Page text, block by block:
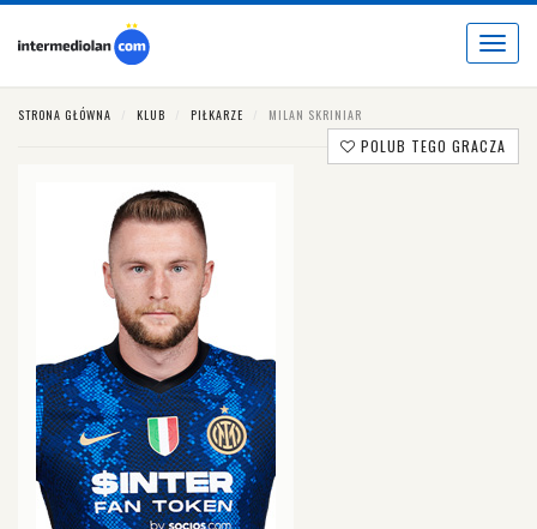
Toggle
STRONA GŁÓWNA KLUB PIŁKARZE MILAN SKRINIAR
POLUB TEGO GRACZA